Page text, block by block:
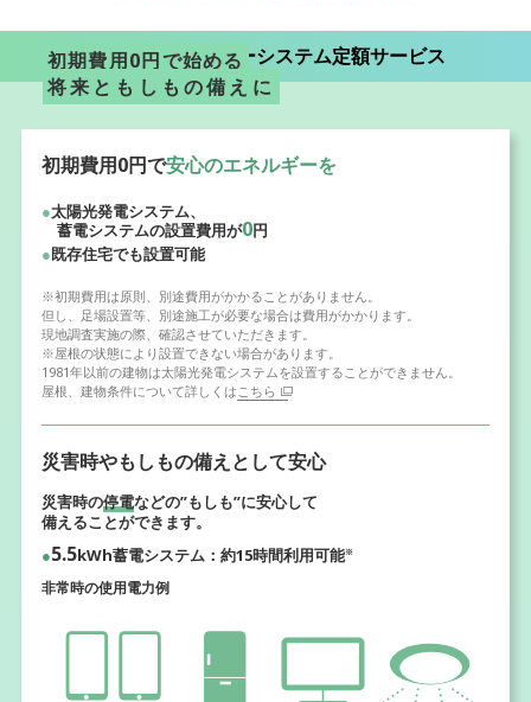
初期費⽤0円で始める
将来ともしもの備えに
京セラのエネルギーシステム定額サービス
初期費⽤0円で安⼼のエネルギーを
●太陽光発電システム、
蓄電システムの設置費⽤が0円
●既存住宅でも設置可能
※初期費用は原則、別途費用がかかることがありません。
但し、足場設置等、別途施工が必要な場合は費用がかかります。
現地調査実施の際、確認させていただきます。​
※屋根の状態により設置できない場合があります。
1981年以前の建物は太陽光発電システムを設置することができません。
屋根、建物条件について詳しくはこちら
災害時やもしもの備えとして安⼼
災害時の停電などの”もしも”に安⼼して
備えることができます。
●5.5kWh蓄電システム：約15時間利⽤可能※
非常時の使用電力例